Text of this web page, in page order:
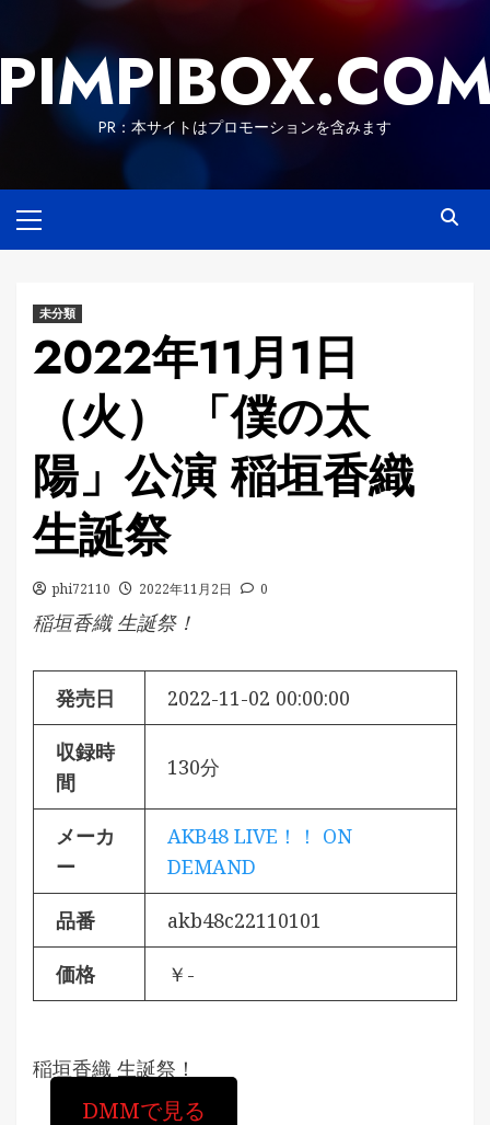
content
PR：本サイトはプロモーションを含みます
Menu
未分類
2022年11月1日
（火） 「僕の太
陽」公演 稲垣香織
生誕祭
phi72110 2022年11月2日 0
稲垣香織 生誕祭！
発売日 2022-11-02 00:00:00
収録時
間
130分
メーカ
ー
AKB48 LIVE！！ ON
DEMAND
品番 akb48c22110101
価格 ￥-
稲垣香織 生誕祭！
DMMで見る